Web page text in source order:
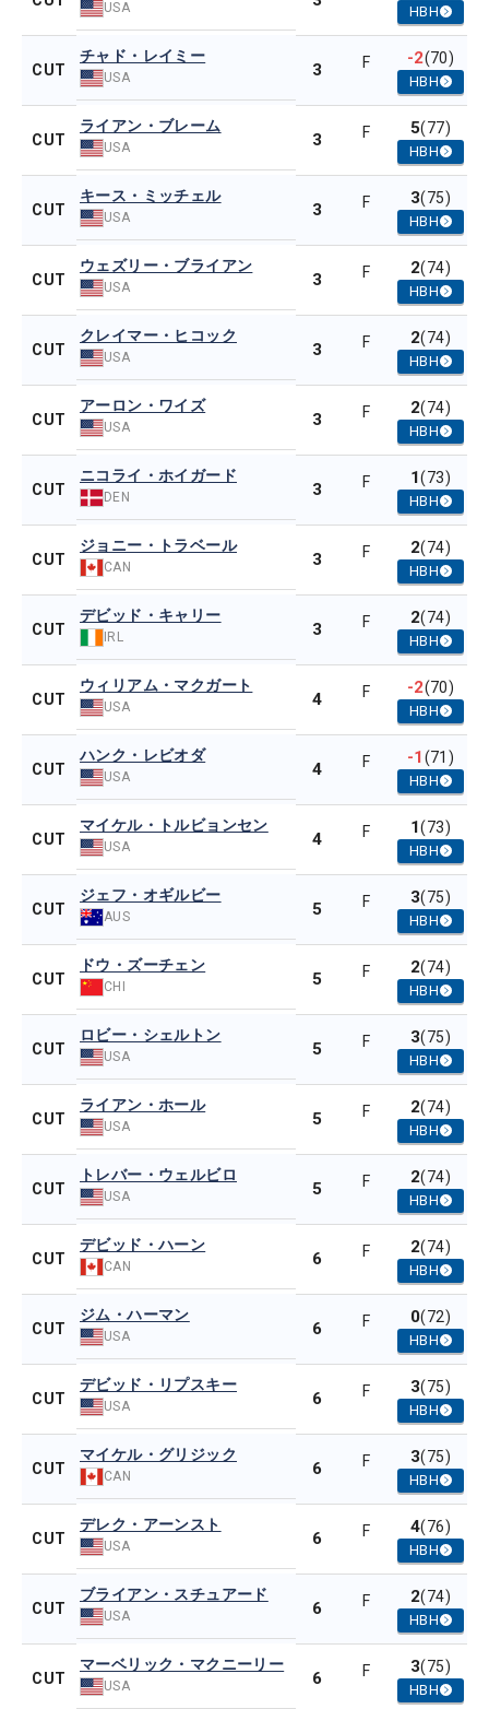
USA HBH
CUT
チャド・レイミー
USA 3 F -2(70)
HBH
CUT
ライアン・ブレーム
USA 3 F 5(77)
HBH
CUT
キース・ミッチェル
USA 3 F 3(75)
HBH
CUT
ウェズリー・ブライアン
USA 3 F 2(74)
HBH
CUT
クレイマー・ヒコック
USA 3 F 2(74)
HBH
CUT
アーロン・ワイズ
USA 3 F 2(74)
HBH
CUT
ニコライ・ホイガード
DEN 3 F 1(73)
HBH
CUT
ジョニー・トラベール
CAN 3 F 2(74)
HBH
CUT
デビッド・キャリー
IRL 3 F 2(74)
HBH
CUT
ウィリアム・マクガート
USA 4 F -2(70)
HBH
CUT
ハンク・レビオダ
USA 4 F -1(71)
HBH
CUT
マイケル・トルビョンセン
USA 4 F 1(73)
HBH
CUT
ジェフ・オギルビー
AUS 5 F 3(75)
HBH
CUT
ドウ・ズーチェン
CHI 5 F 2(74)
HBH
CUT
ロビー・シェルトン
USA 5 F 3(75)
HBH
CUT
ライアン・ホール
USA 5 F 2(74)
HBH
CUT
トレバー・ウェルビロ
USA 5 F 2(74)
HBH
CUT
デビッド・ハーン
CAN 6 F 2(74)
HBH
CUT
ジム・ハーマン
USA 6 F 0(72)
HBH
CUT
デビッド・リプスキー
USA 6 F 3(75)
HBH
CUT
マイケル・グリジック
CAN 6 F 3(75)
HBH
CUT
デレク・アーンスト
USA 6 F 4(76)
HBH
CUT
ブライアン・スチュアード
USA 6 F 2(74)
HBH
CUT
マーベリック・マクニーリー
USA 6 F 3(75)
HBH